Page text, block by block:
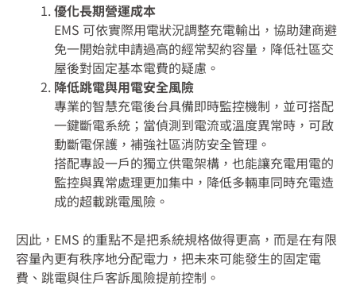
優化長期營運成本
EMS 可依實際用電狀況調整充電輸出，協助建商避
免一開始就申請過高的經常契約容量，降低社區交
屋後對固定基本電費的疑慮。
降低跳電與用電安全風險
專業的智慧充電後台具備即時監控機制，並可搭配
一鍵斷電系統；當偵測到電流或溫度異常時，可啟
動斷電保護，補強社區消防安全管理。
搭配專設一戶的獨立供電架構，也能讓充電用電的
監控與異常處理更加集中，降低多輛車同時充電造
成的超載跳電風險。
因此，EMS 的重點不是把系統規格做得更高，而是在有限
容量內更有秩序地分配電力，把未來可能發生的固定電
費、跳電與住戶客訴風險提前控制。